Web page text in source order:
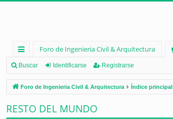
nl
ac
es
rá
Foro de Ingenieria Civil & Arquitectura
Buscar Identificarse Registrarse
Foro de Ingenieria Civil & Arquitectura Índice principal
RESTO DEL MUNDO